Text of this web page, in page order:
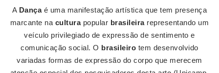
A Dançaé uma manifestação artística que tem presença
marcante na culturapopular brasileirarepresentando um
veículo privilegiado de expressão de sentimento e
comunicação social. O brasileiro tem desenvolvido
variadas formas de expressão do corpo que merecem